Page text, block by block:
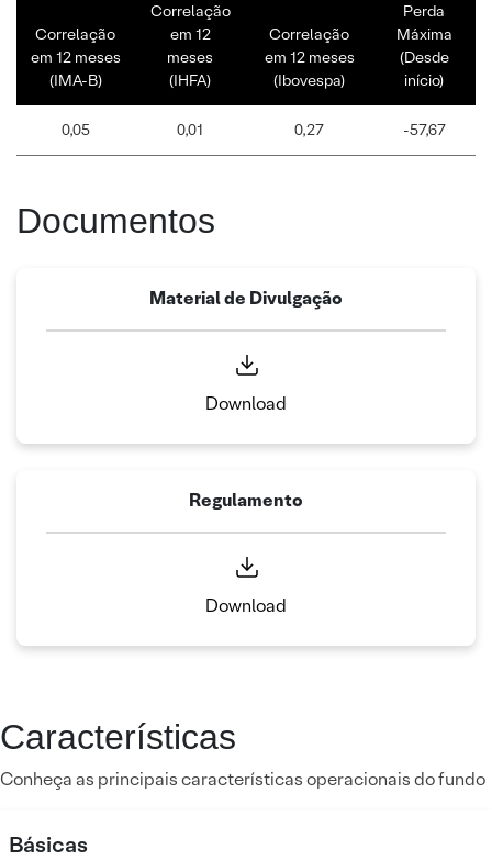
Correlação
em 12 meses
(IMA-B)
Correlação
em 12
meses
(IHFA)
Correlação
em 12 meses
(Ibovespa)
Perda
Máxima
(Desde
início)
0,05 0,01 0,27 -57,67
Documentos
Material de Divulgação
Download
Regulamento
Download
Características
Conheça as principais características operacionais do fundo
Básicas